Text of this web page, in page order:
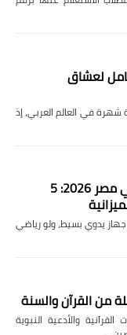
لعشاق
شهرة في العالم العربي، إذ
أفضل جهاز مساج منزلي في مصر 2026: 5
جهاز يدوي بسيط، ولو رياضي
من القرآن والسنة
والأدعية النبوية